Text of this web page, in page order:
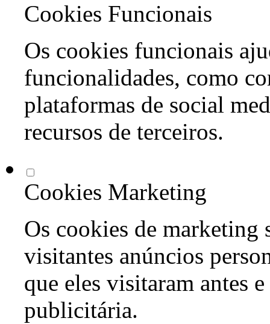
Cookies Funcionais
Os cookies funcionais
funcionalidades, como
plataformas de social
recursos de terceiros.
Cookies Marketing
Os cookies de marketing
visitantes anúncios
que eles visitaram antes
publicitária.